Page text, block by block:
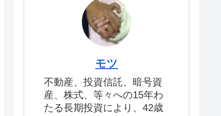
モツ
不動産、投資信託、暗号資
産、株式、等々への15年わ
たる長期投資により、42歳